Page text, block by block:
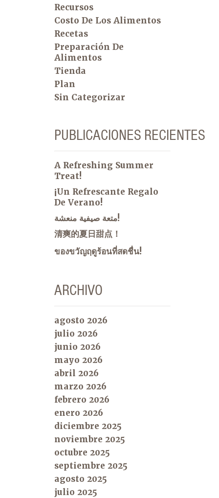
Recursos
Costo De Los Alimentos
Recetas
Preparación De
Alimentos
Tienda
Plan
Sin Categorizar
PUBLICACIONES RECIENTES
A Refreshing Summer
Treat!
¡Un Refrescante Regalo
De Verano!
متعة صيفية منعشة!
清爽的夏日甜点！
ของขวัญฤดูร้อนที่สดชื่น!
ARCHIVO
agosto 2026
julio 2026
junio 2026
mayo 2026
abril 2026
marzo 2026
febrero 2026
enero 2026
diciembre 2025
noviembre 2025
octubre 2025
septiembre 2025
agosto 2025
julio 2025